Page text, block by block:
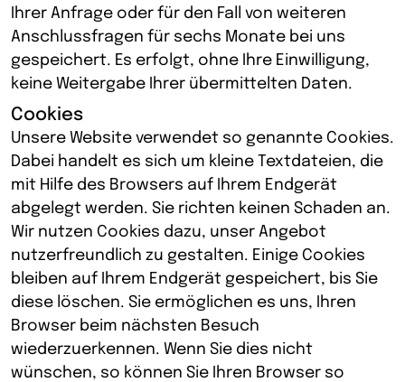
Ihrer Anfrage oder für den Fall von weiteren
Anschlussfragen für sechs Monate bei uns
gespeichert. Es erfolgt, ohne Ihre Einwilligung,
keine Weitergabe Ihrer übermittelten Daten.
Cookies
Unsere Website verwendet so genannte Cookies.
Dabei handelt es sich um kleine Textdateien, die
mit Hilfe des Browsers auf Ihrem Endgerät
abgelegt werden. Sie richten keinen Schaden an.
Wir nutzen Cookies dazu, unser Angebot
nutzerfreundlich zu gestalten. Einige Cookies
bleiben auf Ihrem Endgerät gespeichert, bis Sie
diese löschen. Sie ermöglichen es uns, Ihren
Browser beim nächsten Besuch
wiederzuerkennen. Wenn Sie dies nicht
wünschen, so können Sie Ihren Browser so